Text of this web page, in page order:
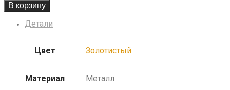
В корзину
Детали
Цвет Золотистый
Материал Металл